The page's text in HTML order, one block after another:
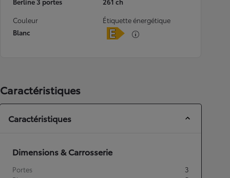
Berline 3 portes
261 ch
Couleur
Blanc
Étiquette énergétique
Caractéristiques
Caractéristiques
Dimensions & Carrosserie
Portes
3